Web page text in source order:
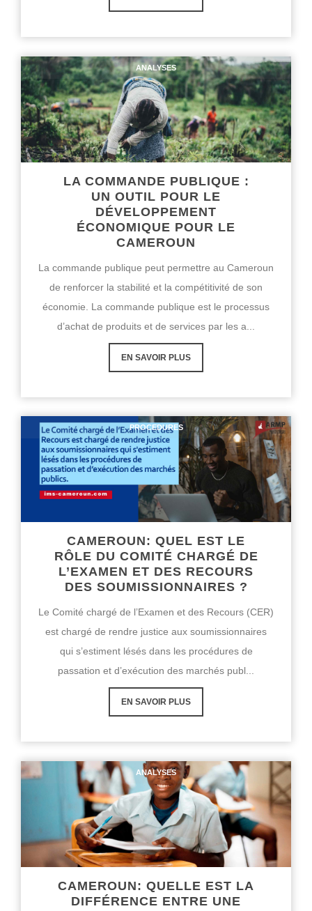
ANALYSES
LA COMMANDE PUBLIQUE :
UN OUTIL POUR LE
DÉVELOPPEMENT
ÉCONOMIQUE POUR LE
CAMEROUN
La commande publique peut permettre au Cameroun
de renforcer la stabilité et la compétitivité de son
économie. La commande publique est le processus
d’achat de produits et de services par les a...
EN SAVOIR PLUS
PROCEDURES
CAMEROUN: QUEL EST LE
RÔLE DU COMITÉ CHARGÉ DE
L’EXAMEN ET DES RECOURS
DES SOUMISSIONNAIRES ?
Le Comité chargé de l’Examen et des Recours (CER)
est chargé de rendre justice aux soumissionnaires
qui s’estiment lésés dans les procédures de
passation et d’exécution des marchés publ...
EN SAVOIR PLUS
ANALYSES
CAMEROUN: QUELLE EST LA
DIFFÉRENCE ENTRE UNE